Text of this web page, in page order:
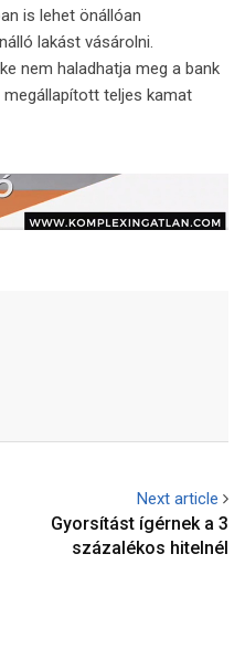
is lehet önállóan
lakást vásárolni.
nem haladhatja meg a bank
teljes kamat
Next article
Gyorsítást ígérnek a 3
százalékos hitelnél